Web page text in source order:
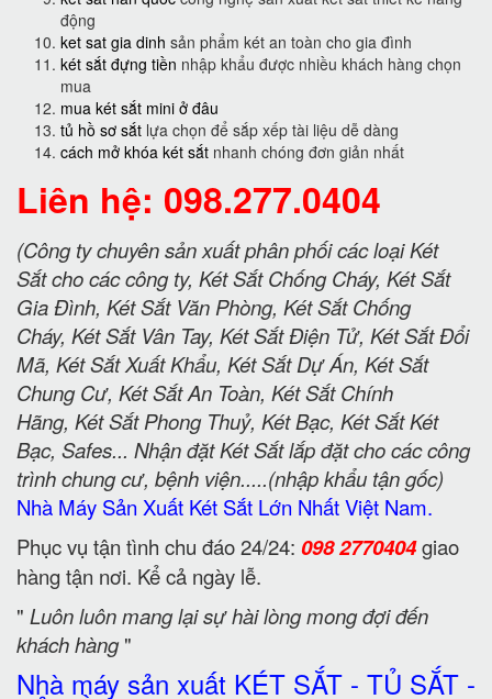
động
ket sat gia dinh sản phẩm két an toàn cho gia đình
két sắt đựng tiền nhập khẩu được nhiều khách hàng chọn
mua
mua két sắt mini ở đâu
tủ hồ sơ sắt lựa chọn để sắp xếp tài liệu dễ dàng
cách mở khóa két sắt nhanh chóng đơn giản nhất
Liên hệ: 098.277.0404
(Công ty chuyên sản xuất phân phối các loại Két
Sắt cho các công ty, Két Sắt Chống Cháy, Két Sắt
Gia Đình, Két Sắt Văn Phòng, Két Sắt Chống
Cháy, Két Sắt Vân Tay, Két Sắt Điện Tử, Két Sắt Đổi
Mã, Két Sắt Xuất Khẩu, Két Sắt Dự Án, Két Sắt
Chung Cư, Két Sắt An Toàn, Két Sắt Chính
Hãng, Két Sắt Phong Thuỷ, Két Bạc, Két Sắt Két
Bạc, Safes... Nhận đặt Két Sắt lắp đặt cho các công
trình chung cư, bệnh viện.....(nhập khẩu tận gốc)
Nhà Máy Sản Xuất Két Sắt Lớn Nhất Việt Nam.
Phục vụ tận tình chu đáo 24/24: 098 2770404giao
hàng tận nơi. Kể cả ngày lễ.
" Luôn luôn mang lại sự hài lòng mong đợi đến
khách hàng"
Nhà máy sản xuất KÉT SẮT - TỦ SẮT -